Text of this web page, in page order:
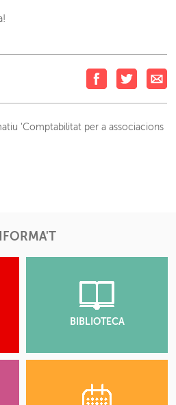
'Comptabilitat per a associacions
BIBLIOTECA